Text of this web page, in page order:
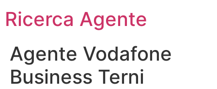
Ricerca Agente
Agente Vodafone
Business Terni